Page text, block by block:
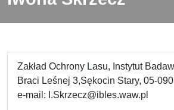
Zakład Ochrony Lasu, Instytut
Braci Leśnej 3,Sękocin Stary, 05-
e-mail: I.Skrzecz@ibles.waw.pl